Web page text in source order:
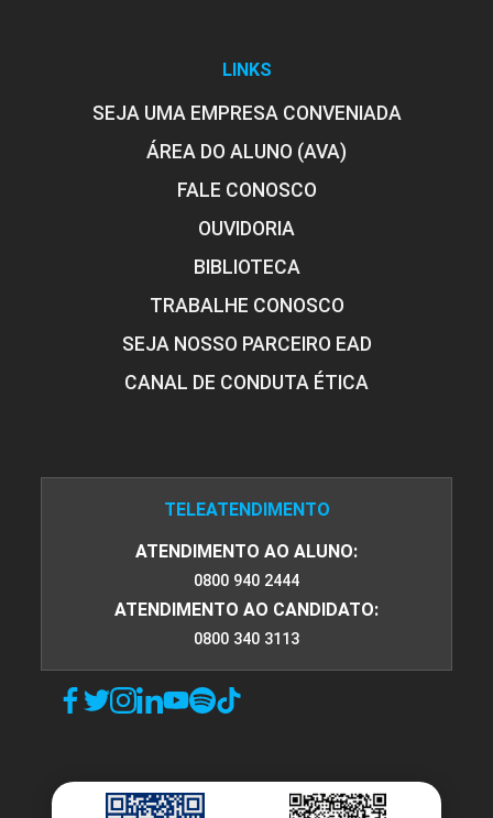
LINKS
SEJA UMA EMPRESA CONVENIADA
ÁREA DO ALUNO (AVA)
FALE CONOSCO
OUVIDORIA
BIBLIOTECA
TRABALHE CONOSCO
SEJA NOSSO PARCEIRO EAD
CANAL DE CONDUTA ÉTICA
TELEATENDIMENTO
ATENDIMENTO AO ALUNO:
0800 940 2444
ATENDIMENTO AO CANDIDATO:
0800 340 3113